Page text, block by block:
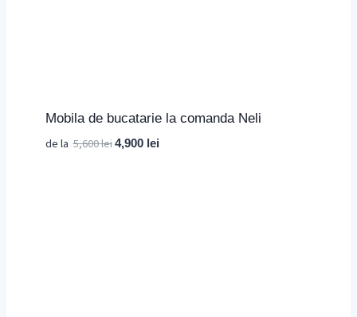
Mobila de bucatarie la comanda Neli
de la5,600leiPrețul
4,900 leiPrețul